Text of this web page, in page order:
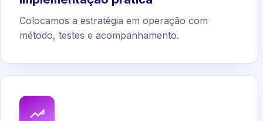
Colocamos a estratégia em operação com
método, testes e acompanhamento.